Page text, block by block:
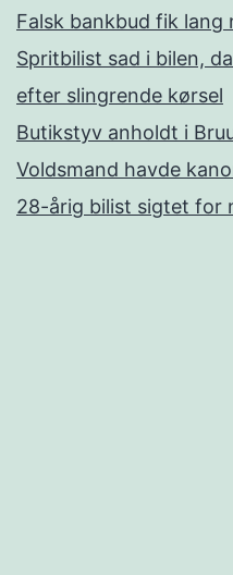
Falsk bankbud fik
Spritbilist sad i bilen,
efter slingrende kørsel
Butikstyv anholdt i
Voldsmand havde
28-årig bilist sigtet for